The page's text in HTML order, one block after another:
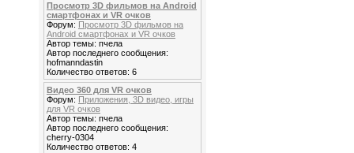
Просмотр 3D фильмов на Android
смартфонах и VR очков
Форум: Просмотр 3D фильмов на
Android смартфонах и VR очков
Автор темы: пчела
Автор последнего сообщения:
hofmanndastin
Количество ответов: 6
Видео 360 для VR очков
Форум: Приложения, 3D видео, игры
для VR очков
Автор темы: пчела
Автор последнего сообщения:
cherry-0304
Количество ответов: 4